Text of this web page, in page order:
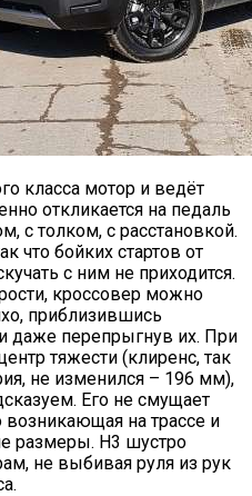
класса мотор и ведёт
откликается на педаль
с толком, с расстановкой.
что бойких стартов от
с ним не приходится.
кроссовер можно
приблизившись
даже перепрыгнув их. При
тяжести (клиренс, так
не изменился – 196 мм),
Его не смущает
возникающая на трассе и
размеры. Н3 шустро
не выбивая руля из рук